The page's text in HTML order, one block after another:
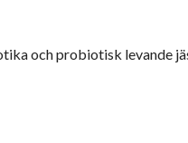
och probiotisk levande